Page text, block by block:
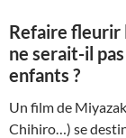
Refaire fleurir
ne serait-il
enfants ?
Un film de
Chihiro…) se